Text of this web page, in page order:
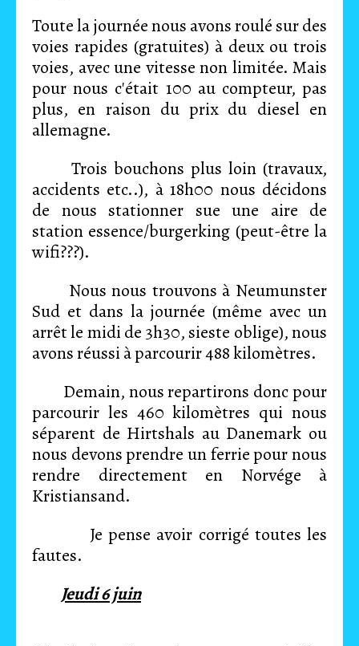
Toute la journée nous avons roulé sur des
voies rapides (gratuites) à deux ou trois
voies, avec une vitesse non limitée. Mais
pour nous c'était 100 au compteur, pas
plus, en raison du prix du diesel en
allemagne.
Trois bouchons plus loin (travaux,
accidents etc..), à 18h00 nous décidons
de nous stationner sue une aire de
station essence/burgerking (peut-être la
wifi???).
Nous nous trouvons à Neumunster
Sud et dans la journée (même avec un
arrêt le midi de 3h30, sieste oblige), nous
avons réussi à parcourir 488 kilomètres.
Demain, nous repartirons donc pour
parcourir les 460 kilomètres qui nous
séparent de Hirtshals au Danemark ou
nous devons prendre un ferrie pour nous
rendre directement en Norvége à
Kristiansand.
Je pense avoir corrigé toutes les
fautes.
Jeudi 6 juin